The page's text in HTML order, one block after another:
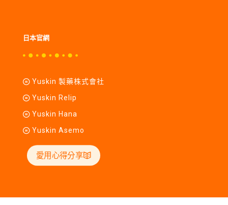
日本官網
Yuskin 製藥株式會社
Yuskin Relip
Yuskin Hana
Yuskin Asemo
愛用心得分享